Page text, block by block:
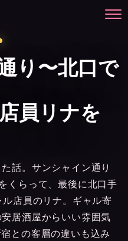
り〜北口で
員リナを
話。サンシャイン通り
くらって、最後に北口手
店員のリナ。ギャル寄
居酒屋からいい雰囲気
との客層の違いも込み